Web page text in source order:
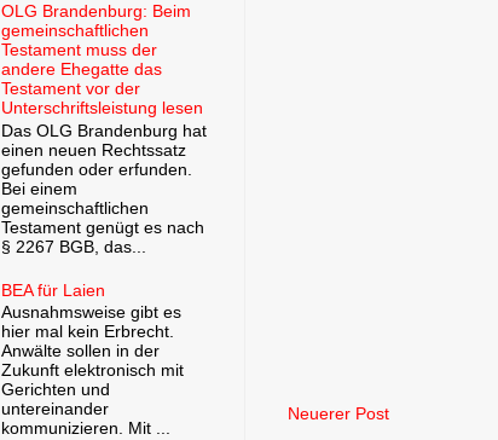
Neuerer Post
OLG Brandenburg: Beim
gemeinschaftlichen
Testament muss der
andere Ehegatte das
Testament vor der
Unterschriftsleistung lesen
Das OLG Brandenburg hat
einen neuen Rechtssatz
gefunden oder erfunden.
Bei einem
gemeinschaftlichen
Testament genügt es nach
§ 2267 BGB, das...
BEA für Laien
Ausnahmsweise gibt es
hier mal kein Erbrecht.
Anwälte sollen in der
Zukunft elektronisch mit
Gerichten und
untereinander
kommunizieren. Mit ...